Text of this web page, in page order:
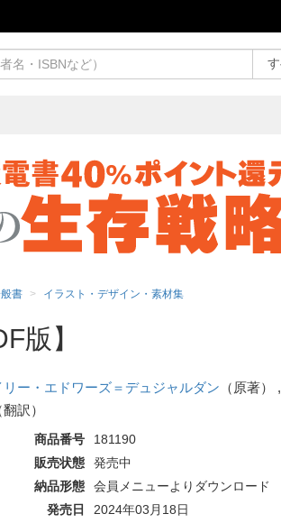
書 イラスト・デザイン・素材集
版】
リー・エドワーズ＝デュジャルダン （原著） ,
翻訳）
商品番号
181190
販売状態
発売中
納品形態
会員メニューよりダウンロード
発売日
2024年03月18日